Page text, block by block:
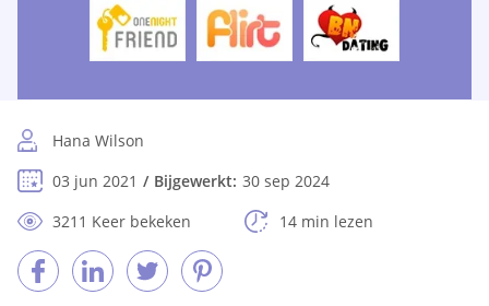
Hana Wilson
03 jun 2021
Bijgewerkt: 30 sep 2024
3211 Keer bekeken
14 min lezen